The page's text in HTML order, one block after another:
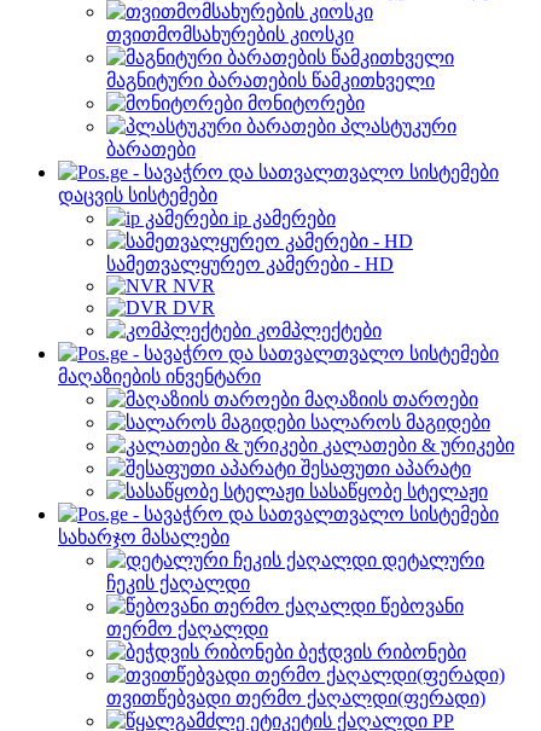
თვითმომსახურების კიოსკი
მაგნიტური ბარათების წამკითხველი
მონიტორები
პლასტუკური
ბარათები
დაცვის სისტემები
ip კამერები
სამეთვალყურეო კამერები - HD
NVR
DVR
კომპლექტები
მაღაზიების ინვენტარი
მაღაზიის თაროები
სალაროს მაგიდები
კალათები & ურიკები
შესაფუთი აპარატი
სასაწყობე სტელაჟი
სახარჯო მასალები
დეტალური
ჩეკის ქაღალდი
წებოვანი
თერმო ქაღალდი
ბეჭდვის რიბონები
თვითწებვადი თერმო ქაღალდი(ფერადი)